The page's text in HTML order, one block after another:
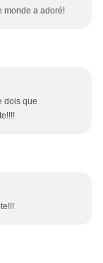
monde a adoré!
dois que